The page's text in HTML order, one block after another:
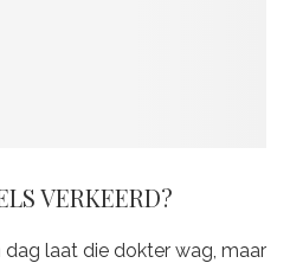
VERKEERD?
dag laat die dokter wag, maar